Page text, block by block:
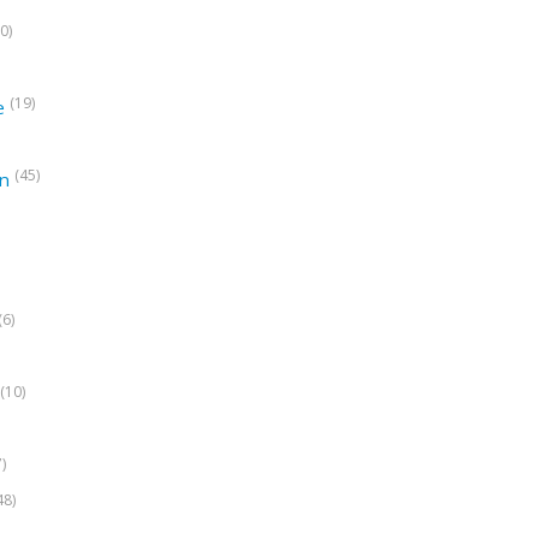
(19)
(45)
(10)